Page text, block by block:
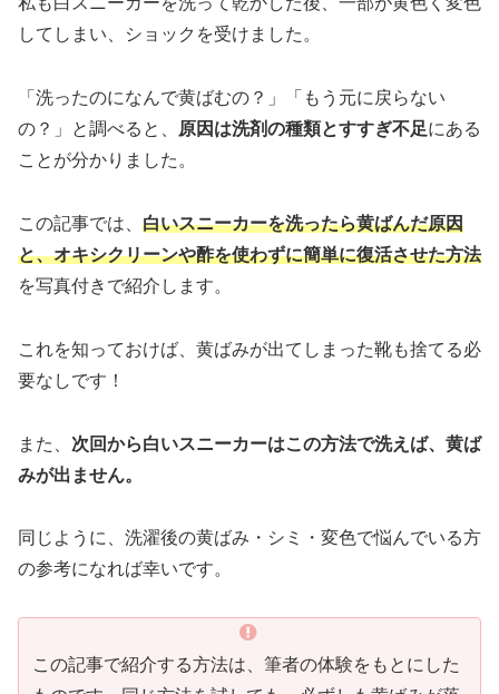
してしまい、ショックを受けました。
「洗ったのになんで黄ばむの？」「もう元に戻らない
の？」と調べると、
原因は洗剤の種類とすすぎ不足にある
ことが分かりました。
この記事では、 白いスニーカーを洗ったら黄ばんだ原因
と、オキシクリーンや酢を使わずに簡単に復活させた方法
を写真付きで紹介します。
これを知っておけば、黄ばみが出てしまった靴も捨てる必
要なしです！
また、 次回から白いスニーカーはこの方法で洗えば、黄ば
みが出ません。
同じように、洗濯後の黄ばみ・シミ・変色で悩んでいる方
の参考になれば幸いです。
この記事で紹介する方法は、筆者の体験をもとにした